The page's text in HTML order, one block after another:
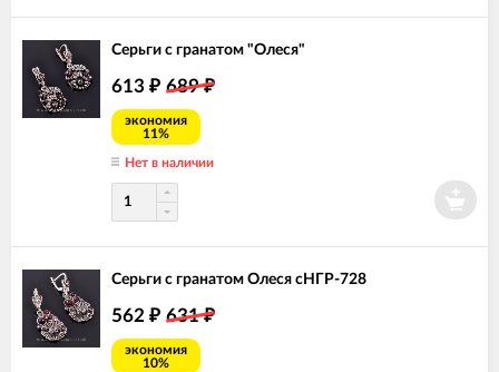
Серьги с гранатом "Олеся"
613 ₽ 689₽
экономия
11%
Нет в наличии
Серьги с гранатом Олеся сНГР-728
562 ₽ 631₽
экономия
10%